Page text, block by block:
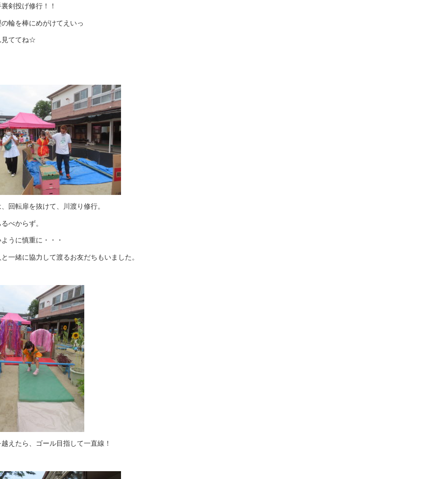
剣投げ修行！！
輪を棒にめがけてえいっ
見ててね☆
回転扉を抜けて、川渡り修行。
べからず。
うに慎重に・・・
一緒に協力して渡るお友だちもいました。
えたら、ゴール目指して一直線！